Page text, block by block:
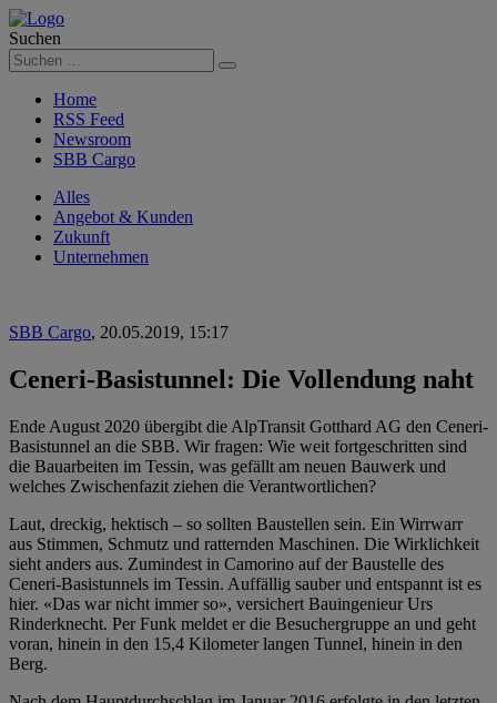
Suchen
Suchen
Home
RSS Feed
Newsroom
SBB Cargo
Alles
Angebot & Kunden
Zukunft
Unternehmen
SBB Cargo, 20.05.2019, 15:17
Ceneri-Basistunnel: Die Vollendung naht
Ende August 2020 übergibt die AlpTransit Gotthard AG den Ceneri-
Basistunnel an die SBB. Wir fragen: Wie weit fortgeschritten sind
die Bauarbeiten im Tessin, was gefällt am neuen Bauwerk und
welches Zwischenfazit ziehen die Verantwortlichen?
Laut, dreckig, hektisch – so sollten Baustellen sein. Ein Wirrwarr
aus Stimmen, Schmutz und ratternden Maschinen. Die Wirklichkeit
sieht anders aus. Zumindest in Camorino auf der Baustelle des
Ceneri-Basistunnels im Tessin. Auffällig sauber und entspannt ist es
hier. «Das war nicht immer so», versichert Bauingenieur Urs
Rinderknecht. Per Funk meldet er die Besuchergruppe an und geht
voran, hinein in den 15,4 Kilometer langen Tunnel, hinein in den
Berg.